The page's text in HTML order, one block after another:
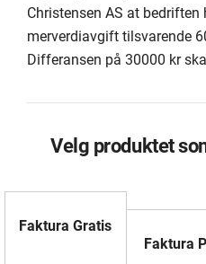
Christensen AS at bedriften
merverdiavgift tilsvarende
Differansen på 30000 kr
Velg produktet
Faktura Gratis
Faktura